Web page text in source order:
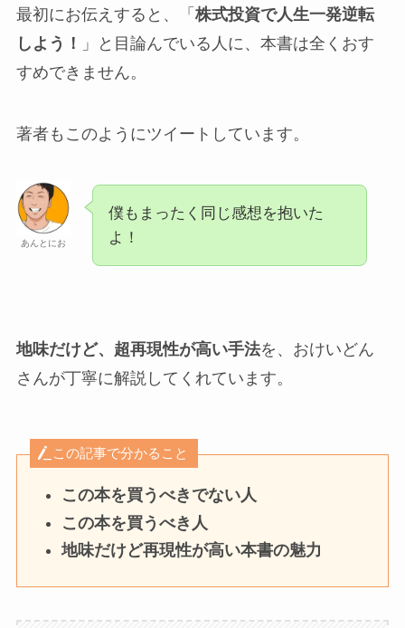
最初にお伝えすると、「 株式投資で人生一発逆転
しよう！
」と目論んでいる人に、本書は全くおす
すめできません。
著者もこのようにツイートしています。
あんとにお
僕もまったく同じ感想を抱いた
よ！
地味だけど、超再現性が高い手法を、おけいどん
さんが丁寧に解説してくれています。
この記事で分かること
この本を買うべきでない人
この本を買うべき人
地味だけど再現性が高い本書の魅力